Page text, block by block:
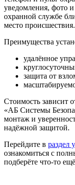
уведомления, фото
охранной службе
место происшествия.
Преимущества
удалённое
защита от
Стоимость зависит
«АБ Системы
монтаж и
надёжной защитой.
Перейдите в раздел
ознакомиться с
подберёте что-то